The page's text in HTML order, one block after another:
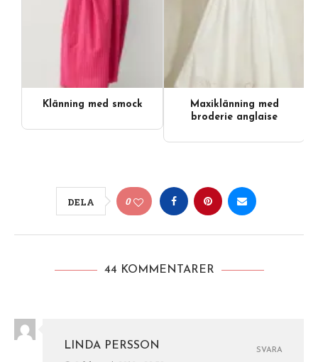
Klänning med smock
Maxiklänning med
broderie anglaise
DELA 0
44 KOMMENTARER
LINDA PERSSON
SVARA